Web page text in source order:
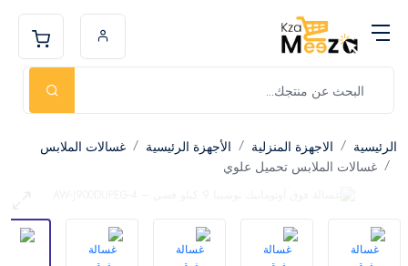
الرئيسية الاجهزة المنزلية الأجهزة الرئيسية
غسالات الملابس
غسالات الملابس تحميل علوي